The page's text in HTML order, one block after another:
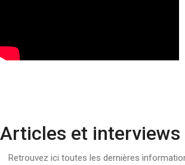
Articles et interviews
Retrouvez ici toutes les dernières